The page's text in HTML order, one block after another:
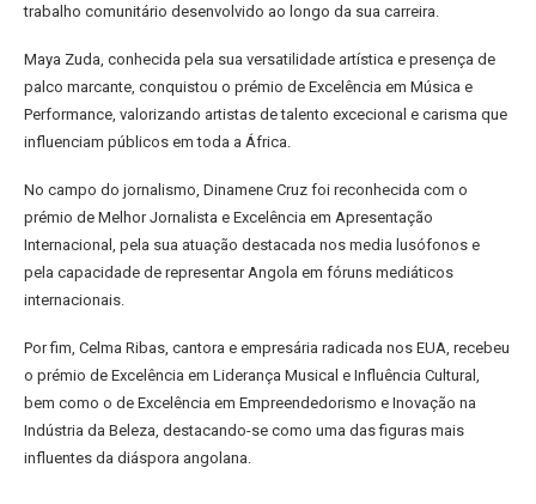
trabalho comunitário desenvolvido ao longo da sua carreira.
Maya Zuda, conhecida pela sua versatilidade artística e presença de
palco marcante, conquistou o prémio de Excelência em Música e
Performance, valorizando artistas de talento excecional e carisma que
influenciam públicos em toda a África.
No campo do jornalismo, Dinamene Cruz foi reconhecida com o
prémio de Melhor Jornalista e Excelência em Apresentação
Internacional, pela sua atuação destacada nos media lusófonos e
pela capacidade de representar Angola em fóruns mediáticos
internacionais.
Por fim, Celma Ribas, cantora e empresária radicada nos EUA, recebeu
o prémio de Excelência em Liderança Musical e Influência Cultural,
bem como o de Excelência em Empreendedorismo e Inovação na
Indústria da Beleza, destacando-se como uma das figuras mais
influentes da diáspora angolana.